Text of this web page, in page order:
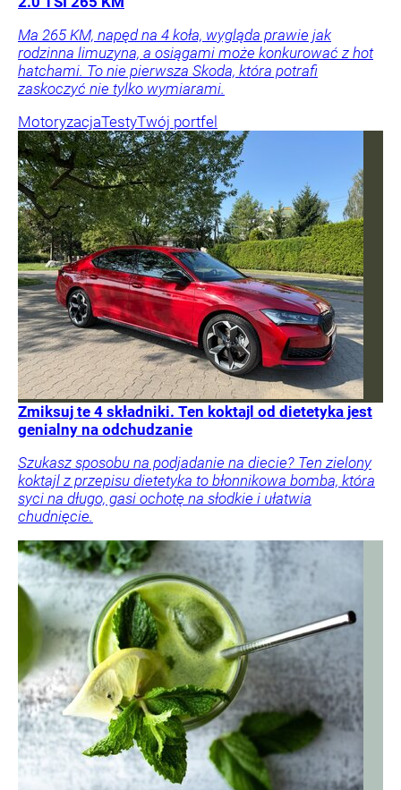
Ma 265 KM, napęd na 4 koła, wygląda prawie jak
rodzinna limuzyna, a osiągami może konkurować z hot
hatchami. To nie pierwsza Skoda, która potrafi
zaskoczyć nie tylko wymiarami.
MotoryzacjaTestyTwój portfel
Zmiksuj te 4 składniki. Ten koktajl od dietetyka jest
genialny na odchudzanie
Szukasz sposobu na podjadanie na diecie? Ten zielony
koktajl z przepisu dietetyka to błonnikowa bomba, która
syci na długo, gasi ochotę na słodkie i ułatwia
chudnięcie.